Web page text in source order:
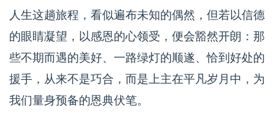
人生这趟旅程，看似遍布未知的偶然，但若以信德
的眼睛凝望，以感恩的心领受，便会豁然开朗：那
些不期而遇的美好、一路绿灯的顺遂、恰到好处的
援手，从来不是巧合，而是上主在平凡岁月中，为
我们量身预备的恩典伏笔。